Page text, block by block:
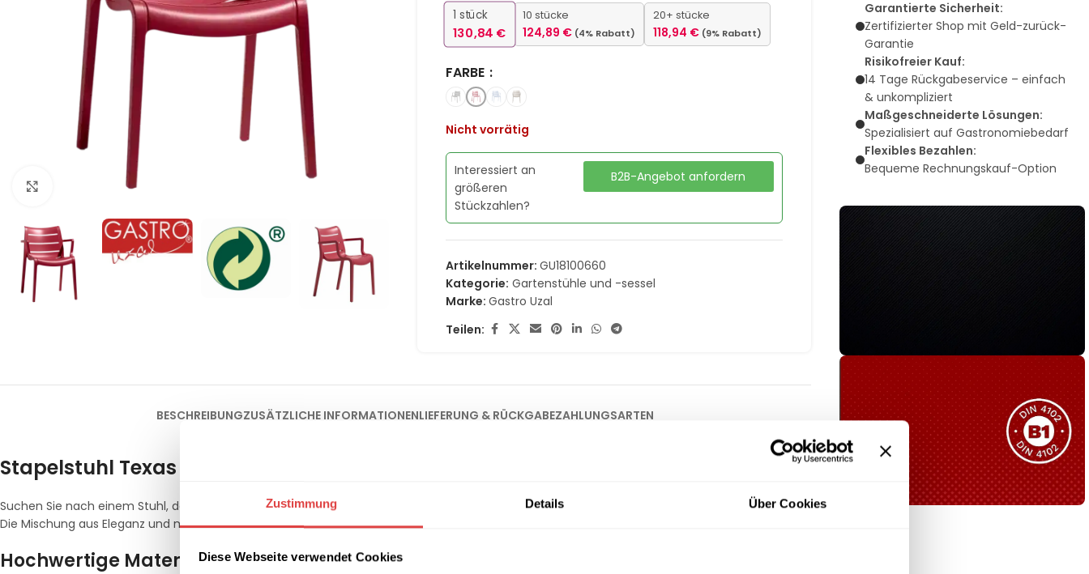
Zustimmung Details Über Cookies
Diese Webseite verwendet Cookies
Klick zum Vergrößern
1 stück
130,84 €
10 stücke
124,89 € (4% Rabatt)
20+ stücke
118,94 € (9% Rabatt)
FARBE
Nicht vorrätig
Interessiert an
größeren
Stückzahlen?
B2B-Angebot anfordern
Artikelnummer:GU18100660
Kategorie: Gartenstühle und -sessel
Marke:Gastro Uzal
Teilen:
BESCHREIBUNGZUSÄTZLICHE INFORMATIONENLIEFERUNG & RÜCKGABEZAHLUNGSARTEN
Stapelstuhl Texas Geranie – Ihr Garant für Qualität und Eleganz
Suchen Sie nach einem Stuhl, der sowohl designstark als auch funktional ist? Dann ist der Stapelstuhl Texas Geranie
die ideale Wahl für Sie.
Die Mischung aus Eleganz und modernster Technologie bietet den perfekten Sitzkomfort und eine ansprechende Optik für jeden Bereich.
Hochwertige Materialien für langanhaltende Nutzung
Garantierte Sicherheit:
Zertifizierter Shop mit Geld-zurück-
Garantie
Risikofreier Kauf:
14 Tage Rückgabeservice – einfach
& unkompliziert
Maßgeschneiderte Lösungen:
Spezialisiert auf Gastronomiebedarf
Flexibles Bezahlen:
Bequeme Rechnungskauf-Option
Sie haben nicht das passende
Produkt gefunden?
Wir helfen Ihnen gerne weiter!